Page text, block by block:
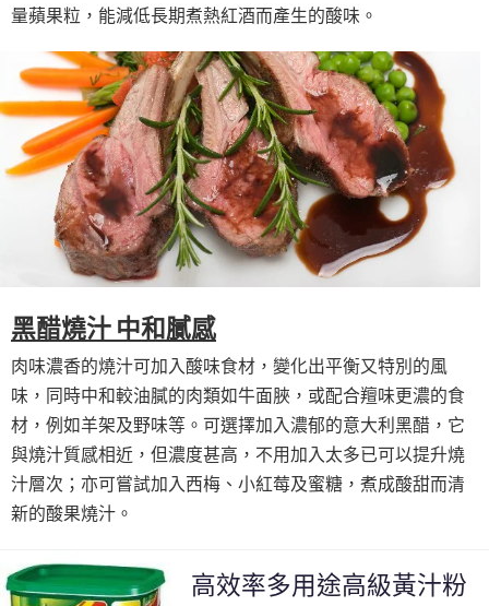
量蘋果粒，能減低長期煮熱紅酒而產生的酸味。
黑醋燒汁 中和膩感
肉味濃香的燒汁可加入酸味食材，變化出平衡又特別的風
味，同時中和較油膩的肉類如牛面脥，或配合羶味更濃的食
材，例如羊架及野味等。可選擇加入濃郁的意大利黑醋，它
與燒汁質感相近，但濃度甚高，不用加入太多已可以提升燒
汁層次；亦可嘗試加入西梅、小紅莓及蜜糖，煮成酸甜而清
新的酸果燒汁。
高效率多用途高級黃汁粉